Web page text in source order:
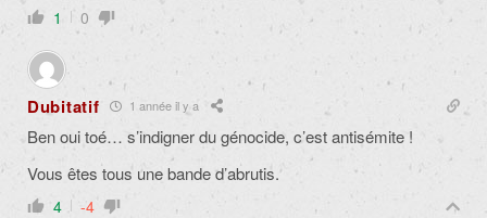
1 0
Dubitatif 1 année il y a
Ben oui toé… s’indigner du génocide, c’est antisémite !
Vous êtes tous une bande d’abrutis.
4 -4